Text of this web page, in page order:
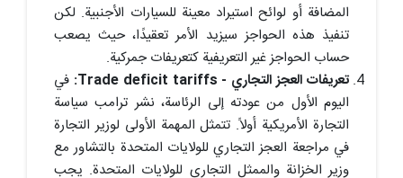
المضافة أو لوائح استيراد معينة للسيارات الأجنبية. لكن
تنفيذ هذه الحواجز سيزيد الأمر تعقيدًا، حيث يصعب
حساب الحواجز غير التعريفية كتعريفات جمركية.
تعريفات العجز التجاري - Trade deficit tariffs:
في
اليوم الأول من عودته إلى الرئاسة، نشر ترامب سياسة
التجارة الأمريكية أولاً. تتمثل المهمة الأولى لوزير التجارة
في مراجعة العجز التجاري للولايات المتحدة بالتشاور مع
وزير الخزانة والممثل التجاري للولايات المتحدة. يجب